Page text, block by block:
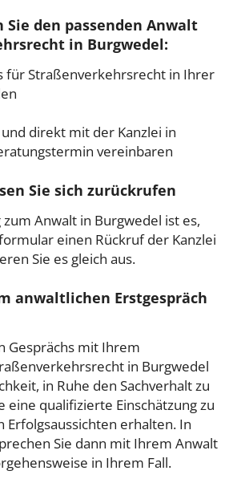
Sie den passenden Anwalt
in Burgwedel:
für Straßenverkehrsrecht in Ihrer
direkt mit der Kanzlei in
vereinbaren
Sie sich zurückrufen
Anwalt in Burgwedel ist es,
einen Rückruf der Kanzlei
Sie es gleich aus.
anwaltlichen Erstgespräch
Gesprächs mit Ihrem
in Burgwedel
in Ruhe den Sachverhalt zu
eine qualifizierte Einschätzung zu
Erfolgsaussichten erhalten. In
Sie dann mit Ihrem Anwalt
in Ihrem Fall.